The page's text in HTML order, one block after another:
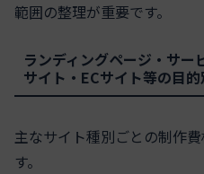
範囲の整理が重要です。
ランディングページ・サー
サイト・ECサイト等の目
主なサイト種別ごとの制作
す。